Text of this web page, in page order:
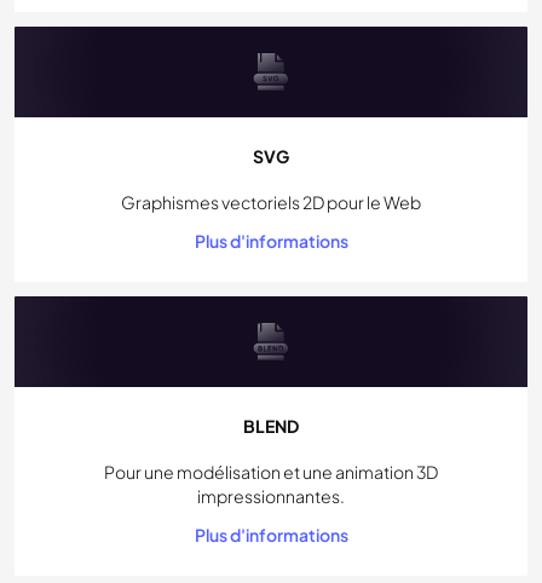
SVG
Graphismes vectoriels 2D pour le Web
Plus d'informations
BLEND
Pour une modélisation et une animation 3D
impressionnantes.
Plus d'informations